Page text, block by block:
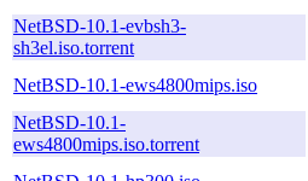
NetBSD-10.1-evbsh3-
sh3el.iso.torrent
NetBSD-10.1-ews4800mips.iso
NetBSD-10.1-
ews4800mips.iso.torrent